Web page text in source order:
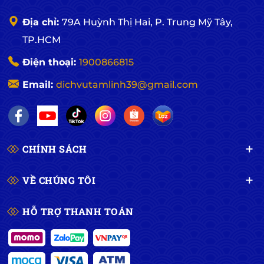
Nhang quế sạch 30 - 40 nén mang mùi hương quế
Đặc điểm Hộp nhang quế sạch 40 nén An An
– Nhang quế sạch được đóng gói theo quy cách 100
nén/hộp 40cm. Kích thước thông dụng, phù hợp
Địa chỉ: 79A Huỳnh Thị Hai, P. Trung Mỹ Tây,
TP.HCM
Điện thoại: 1900866815
Email: dichvutamlinh39@gmail.com
CHÍNH SÁCH
VỀ CHÚNG TÔI
HỖ TRỢ THANH TOÁN